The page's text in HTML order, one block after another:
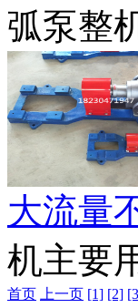
弧泵整
大流量
机主要
首页 上一页 [1] [2]